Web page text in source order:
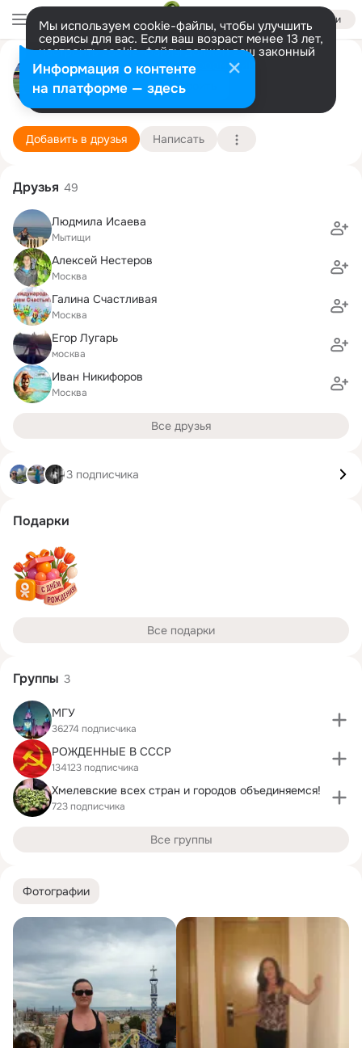
Войти
Мы используем cookie-файлы, чтобы улучшить
сервисы для вас. Если ваш возраст менее 13 лет,
настроить cookie-файлы должен ваш законный
представитель. Больше информации
Разрешить все Настроить
Мария Хмелевская
Москва
9 октября (40 лет)
Географический факультетПодробнее
Добавить в друзья Написать
Фотографии
Друзья 49
Людмила Исаева
Мытищи
Алексей Нестеров
Москва
Галина Счастливая
Москва
Егор Лугарь
москва
Иван Никифоров
Москва
Все друзья
3 подписчика
Подарки
Все подарки
Группы 3
МГУ
36274 подписчика
РОЖДЕННЫЕ В СССР
134123 подписчика
Хмелевские всех стран и городов объединяемся!
723 подписчика
Все группы
Информация о контенте
на платформе — здесь